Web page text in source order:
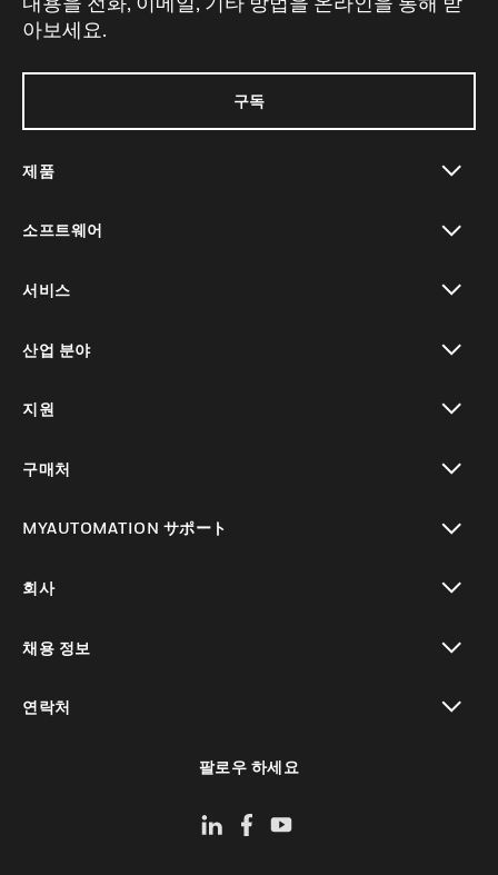
아보세요.
구독
제품
소프트웨어
서비스
산업 분야
지원
구매처
MYAUTOMATION サポート
회사
채용 정보
연락처
팔로우 하세요